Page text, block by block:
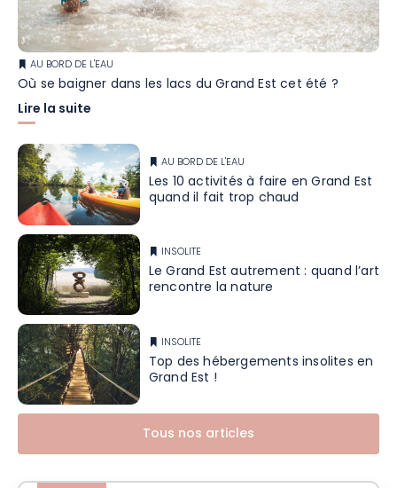
AU BORD DE L'EAU
Où se baigner dans les lacs du Grand Est cet été ?
Lire la suite
AU BORD DE L'EAU
Les 10 activités à faire en Grand Est
quand il fait trop chaud
INSOLITE
Le Grand Est autrement : quand l’art
rencontre la nature
INSOLITE
Top des hébergements insolites en
Grand Est !
Tous nos articles